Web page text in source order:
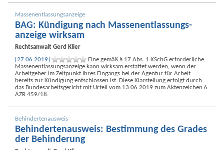
Massen­entlassungs­anzeige
BAG: Kündigung nach Massen­entlassungs­
anzeige wirksam
Rechtsanwalt Gerd Klier
[27.06.2019]
Eine gemäß § 17 Abs. 1 KSchG erforderliche
Massen­entlassungs­anzeige kann wirksam erstattet werden, wenn der
Arbeitgeber im Zeitpunkt ihres Eingangs bei der Agentur für Arbeit
bereits zur Kündigung ent­schlossen ist. Diese Klarstellung erfolgt durch
das Bundes­arbeits­gericht mit Urteil vom 13.06.2019 zum Akten­zeichen 6
AZR 459/18.
Behinderten­ausweis
Behinderten­ausweis: Bestimmung des Grades
der Behinderung